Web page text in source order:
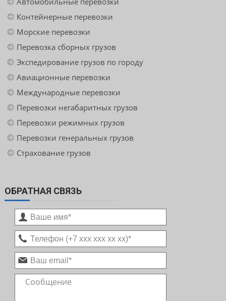
Контейнерные перевозки
Морские перевозки
Перевозка сборных грузов
Экспедирование грузов по городу
Авиационные перевозки
Международные перевозки
Перевозки негабаритных грузов
Перевозки режимных грузов
Перевозки генеральных грузов
Страхование грузов
ОБРАТНАЯ СВЯЗЬ